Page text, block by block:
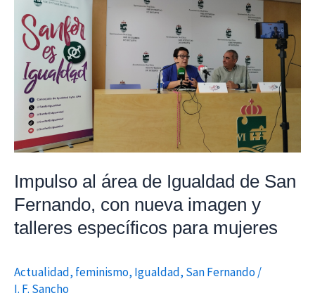
Impulso al área de Igualdad de San
Fernando, con nueva imagen y
talleres específicos para mujeres
Actualidad, feminismo, Igualdad, San Fernando/
I. F. Sancho
área
de
Igualdad
de
San
Fernando,
con
imagen
y
talleres
mujeres